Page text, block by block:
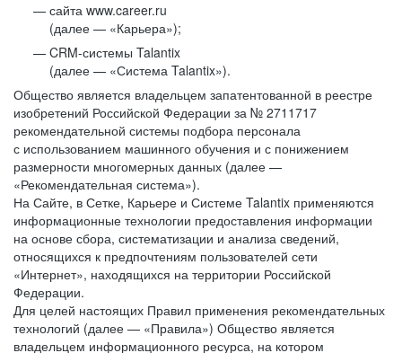
сайта www.career.ru
(далее — «Карьера»);
CRM-системы Talantix
(далее — «Система Talantix»).
Общество является владельцем запатентованной в реестре
изобретений Российской Федерации за № 2711717
рекомендательной системы подбора персонала
с использованием машинного обучения и с понижением
размерности многомерных данных (далее —
«Рекомендательная система»).
На Сайте, в Сетке, Карьере и Системе Talantix применяются
информационные технологии предоставления информации
на основе сбора, систематизации и анализа сведений,
относящихся к предпочтениям пользователей сети
«Интернет», находящихся на территории Российской
Федерации.
Для целей настоящих Правил применения рекомендательных
технологий (далее — «Правила») Общество является
владельцем информационного ресурса, на котором